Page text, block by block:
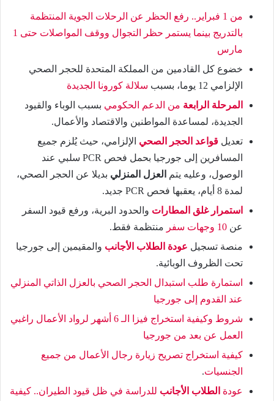
من 1 فبراير.. رفع الحظر عن الرحلات الجوية المنتظمة
بالتدريج بينما يستمر حظر التجوال ووقف المواصلات حتى 1
مارس
خضوع كل القادمين من المملكة المتحدة للحجر الصحي
الإلزامي 12 يوما، بسبب
سلالة كورونا الجديدة
المرحلة الرابعة من الدعم الحكومي بسبب الوباء والقيود
الجديدة، لمساعدة المواطنين والاقتصاد والأعمال.
تعديل قواعد الحجر الصحي الإلزامي، حيث يُلزم جميع
المسافرين إلى جورجيا بحمل فحص PCR سلبي عند
الوصول، وعليه يتم
العزل المنزلي بديلا عن الحجر الصحي،
لمدة 8 أيام، يعقبها فحص PCR جديد.
استمرار غلق المطارات والحدود البرية، ورفع قيود السفر
عن 10 وجهات سفر
منتظمة فقط.
منصة تسجيل عودة الطلاب الأجانب والمقيمين إلى جورجيا
تحت الظروف الوبائية.
استمارة طلب استبدال الحجر الصحي بالعزل الذاتي المنزلي
عند القدوم إلى جورجيا
شروط وكيفية استخراج فيزا الـ 6 أشهر لرواد الأعمال راغبي
العمل عن بعد من جورجيا
كيفية استخراج تصريح زيارة رجال الأعمال من جميع
الجنسيات.
عودة الطلاب الأجانب للدراسة في ظل قيود الطيران.. كيفية